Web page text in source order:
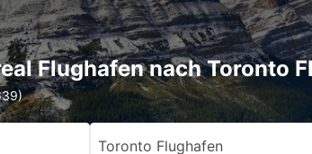
Flughafen nach Toronto
Toronto Flughafen